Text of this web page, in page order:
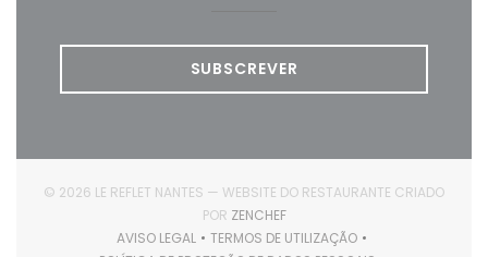
SUBSCREVER
© 2026 LE REFLET NANTES — WEBSITE DO RESTAURANTE CRIADO
POR ZENCHEF((ABRE NUMA NOVA JANELA))
AVISO LEGAL
((ABRE NUMA NOVA JANELA))
TERMOS DE UTILIZAÇÃO
((ABRE NUMA NOVA JANELA))